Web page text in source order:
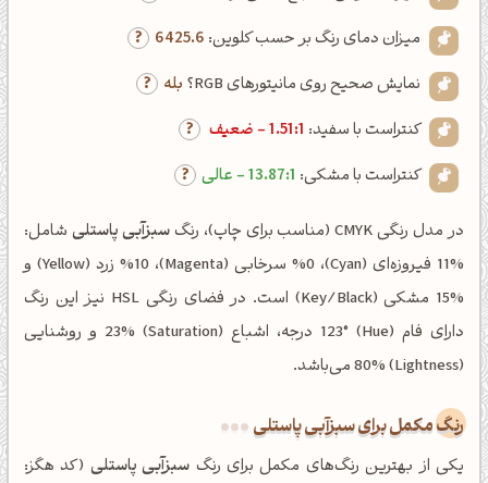
میزان دمای رنگ بر حسب کلوین: 6425.6
نمایش صحیح روی مانیتورهای RGB؟
بله
کنتراست با سفید: 1.51:1 - ضعیف
کنتراست با مشکی: 13.87:1 - عالی
در مدل رنگی CMYK (مناسب برای چاپ)، رنگ سبزآبی پاستلی شامل:
%11 فیروزه‌ای (Cyan)، %0 سرخابی (Magenta)، %10 زرد (Yellow) و
%15 مشکی (Key/Black) است. در فضای رنگی HSL نیز این رنگ
دارای فام (Hue) 123° درجه، اشباع (Saturation) 23% و روشنایی
(Lightness) 80% می‌باشد.
رنگ مکمل برای سبزآبی پاستلی
یکی از بهترین رنگ‌های مکمل برای رنگ سبزآبی پاستلی (کد هگز: